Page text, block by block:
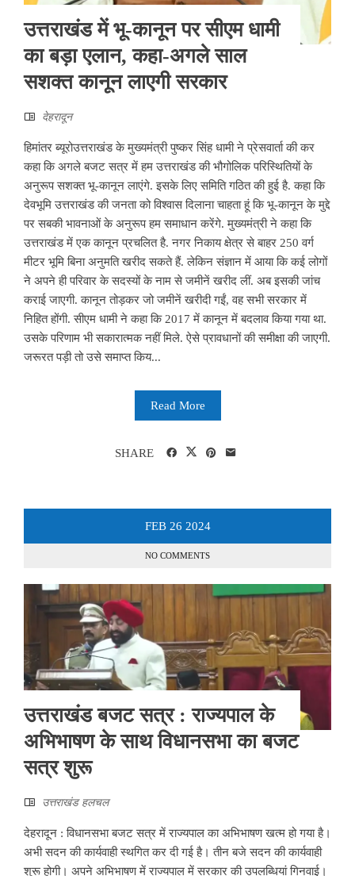
उत्तराखंड में भू-कानून पर सीएम धामी
का बड़ा एलान, कहा-अगले साल
सशक्त कानून लाएगी सरकार
देहरादून
हिमांतर ब्यूरोउत्तराखंड के मुख्यमंत्री पुष्कर सिंह धामी ने प्रेसवार्ता की कर
कहा कि अगले बजट सत्र में हम उत्तराखंड की भौगोलिक परिस्थितियों के
अनुरूप सशक्त भू-कानून लाएंगे. इसके लिए समिति गठित की हुई है. कहा कि
देवभूमि उत्तराखंड की जनता को विश्वास दिलाना चाहता हूं कि भू-कानून के मुद्दे
पर सबकी भावनाओं के अनुरूप हम समाधान करेंगे. मुख्यमंत्री ने कहा कि
उत्तराखंड में एक कानून प्रचलित है. नगर निकाय क्षेत्र से बाहर 250 वर्ग
मीटर भूमि बिना अनुमति खरीद सकते हैं. लेकिन संज्ञान में आया कि कई लोगों
ने अपने ही परिवार के सदस्यों के नाम से जमीनें खरीद लीं. अब इसकी जांच
कराई जाएगी. कानून तोड़कर जो जमीनें खरीदी गईं, वह सभी सरकार में
निहित होंगी. सीएम धामी ने कहा कि 2017 में कानून में बदलाव किया गया था.
उसके परिणाम भी सकारात्मक नहीं मिले. ऐसे प्रावधानों की समीक्षा की जाएगी.
जरूरत पड़ी तो उसे समाप्त किय...
Read More
SHARE
FEB 26 2024
NO COMMENTS
उत्तराखंड बजट सत्र : राज्यपाल के
अभिभाषण के साथ विधानसभा का बजट
सत्र शुरू
उत्तराखंड हलचल
देहरादून : विधानसभा बजट सत्र में राज्यपाल का अभिभाषण खत्म हो गया है।
अभी सदन की कार्यवाही स्थगित कर दी गई है। तीन बजे सदन की कार्यवाही
शुरू होगी। अपने अभिभाषण में राज्यपाल में सरकार की उपलब्धियां गिनवाई।